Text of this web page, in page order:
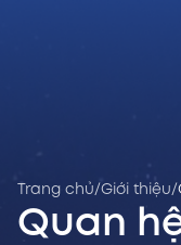
Trang chủ/Giới thiệu/
Quan